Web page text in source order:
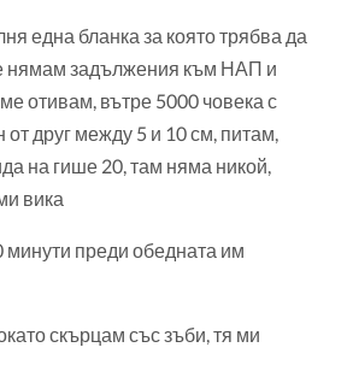
една бланка за която трябва да
нямам задължения към НАП и
отивам, вътре 5000 човека с
от друг между 5 и 10 см, питам,
на гише 20, там няма никой,
вика
минути преди обедната им
скърцам със зъби, тя ми